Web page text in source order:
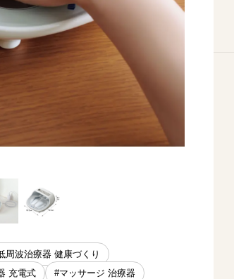
周波治療器 健康づくり
充電式
#マッサージ 治療器